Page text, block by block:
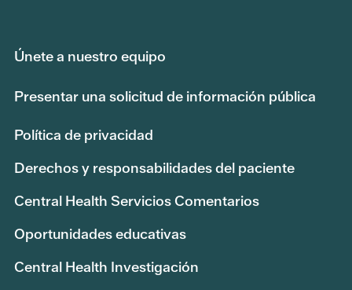
Únete a nuestro equipo
Presentar una solicitud de información pública
Política de privacidad
Derechos y responsabilidades del paciente
Central Health Servicios Comentarios
Oportunidades educativas
Central Health Investigación